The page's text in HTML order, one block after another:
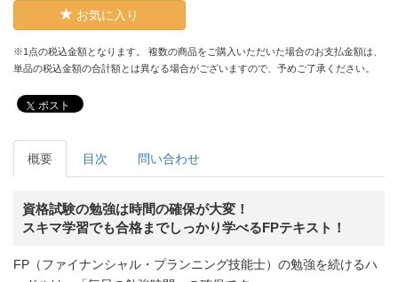
お気に入り
※1点の税込金額となります。 複数の商品をご購入いただいた場合のお支払金額は、
単品の税込金額の合計額とは異なる場合がございますので、予めご了承ください。
ポスト
概要 目次 問い合わせ
資格試験の勉強は時間の確保が大変！
スキマ学習でも合格までしっかり学べるFPテキスト！
FP（ファイナンシャル・プランニング技能士）の勉強を続けるハ